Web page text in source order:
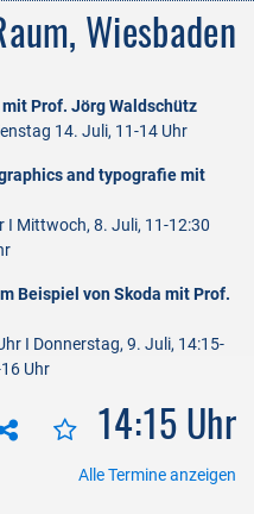
Wiesbaden
Prof. Jörg Waldschütz
14. Juli, 11-14 Uhr
and typografie mit
I Mittwoch, 8. Juli, 11-12:30
Beispiel von Skoda mit Prof.
I Donnerstag, 9. Juli, 14:15-
Uhr
14:15 Uhr
Alle Termine anzeigen